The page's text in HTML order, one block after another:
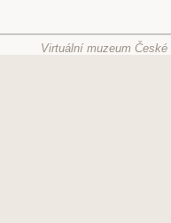
Virtuální muzeum